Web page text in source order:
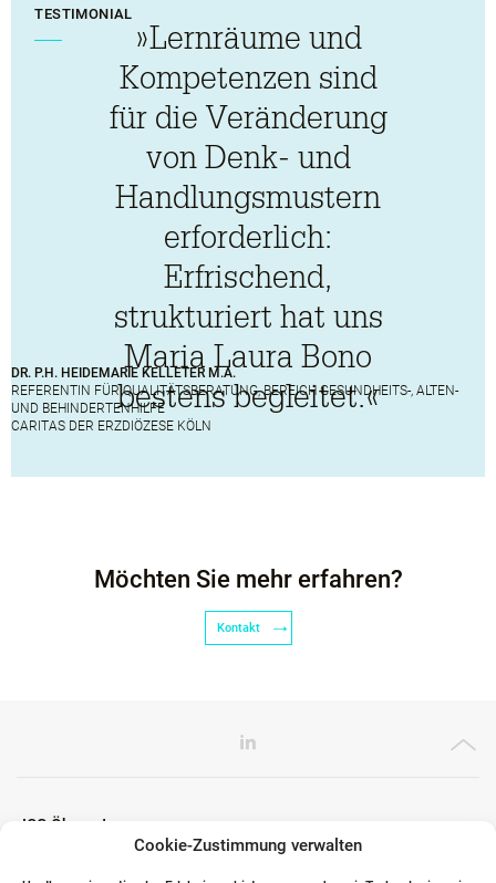
Cookie-Zustimmung verwalten
TESTIMONIAL
»Lernräume und
Kompetenzen sind
für die Veränderung
von Denk- und
Handlungsmustern
erforderlich:
Erfrischend,
strukturiert hat uns
Maria Laura Bono
bestens begleitet.«
DR. P.H. HEIDEMARIE KELLETER M.A.
REFERENTIN FÜR QUALITÄTSBERATUNG, BEREICH GESUNDHEITS-, ALTEN-
UND BEHINDERTENHILFE
CARITAS DER ERZDIÖZESE KÖLN
Möchten Sie mehr erfahren?
Kontakt
ICG Ökosystem